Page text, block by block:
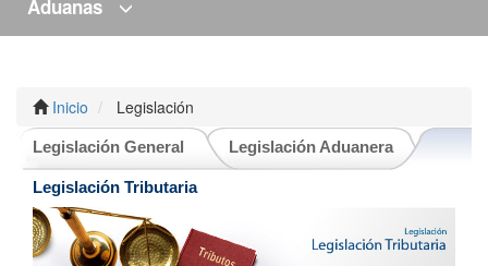
Aduanas
Inicio Legislación
Legislación General Legislación Aduanera
Legislación Tributaria